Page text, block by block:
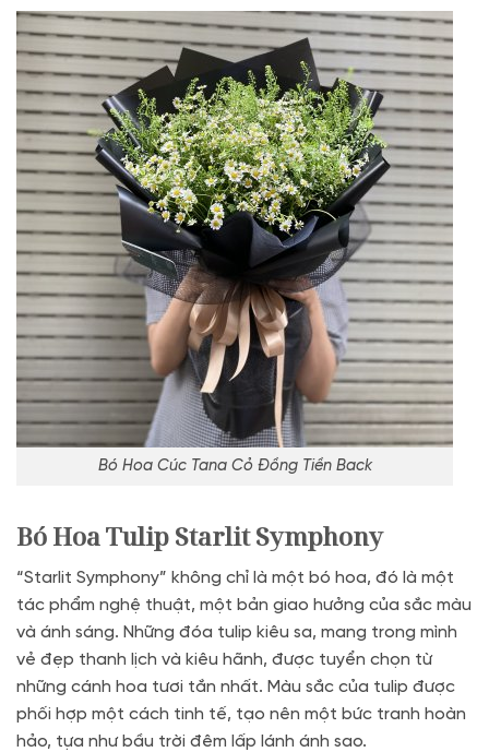
Bó Hoa Cúc Tana Cỏ Đồng Tiền Back
Bó Hoa Tulip Starlit Symphony
“Starlit Symphony” không chỉ là một bó hoa, đó là một
tác phẩm nghệ thuật, một bản giao hưởng của sắc màu
và ánh sáng. Những đóa tulip kiêu sa, mang trong mình
vẻ đẹp thanh lịch và kiêu hãnh, được tuyển chọn từ
những cánh hoa tươi tắn nhất. Màu sắc của tulip được
phối hợp một cách tinh tế, tạo nên một bức tranh hoàn
hảo, tựa như bầu trời đêm lấp lánh ánh sao.